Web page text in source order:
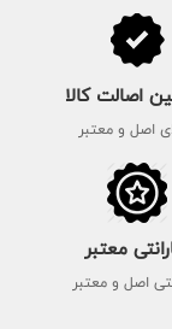
اصالت کالا
اصل و معتبر
معتبر
اصل و معتبر